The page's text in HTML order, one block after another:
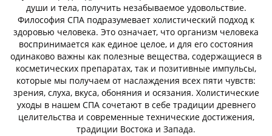
души и тела, получить незабываемое удовольствие.
Философия СПА подразумевает холистический подход к
здоровью человека. Это означает, что организм человека
воспринимается как единое целое, и для его состояния
одинаково важны как полезные вещества, содержащиеся в
косметических препаратах, так и позитивные импульсы,
которые мы получаем от наслаждения всех пяти чувств:
зрения, слуха, вкуса, обоняния и осязания. Холистические
уходы в нашем СПА сочетают в себе традиции древнего
целительства и современные технические достижения,
традиции Востока и Запада.